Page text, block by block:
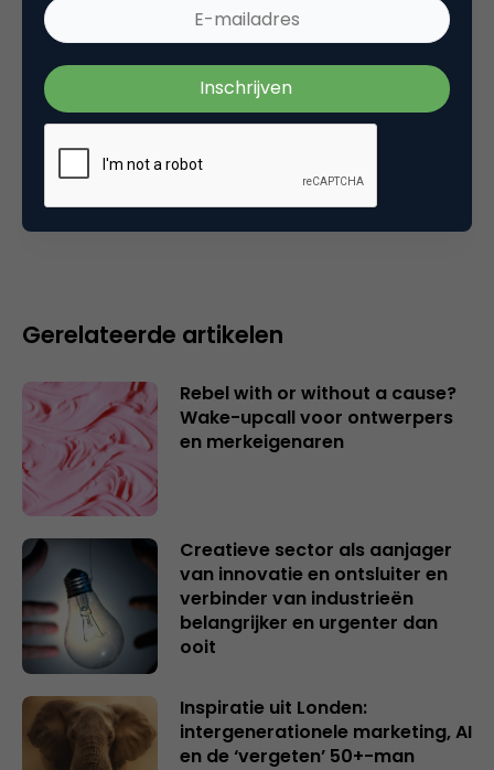
onderzoek
Plaats reactie
Je moet
om een reactie te
Gerelateerde artikelen
Rebel with or without a cause?
Wake-upcall voor ontwerpers
en merkeigenaren
Creatieve sector als aanjager
van innovatie en ontsluiter en
verbinder van industrieën
belangrijker en urgenter dan
ooit
Inspiratie uit Londen:
intergenerationele marketing, AI
en de ‘vergeten’ 50+-man